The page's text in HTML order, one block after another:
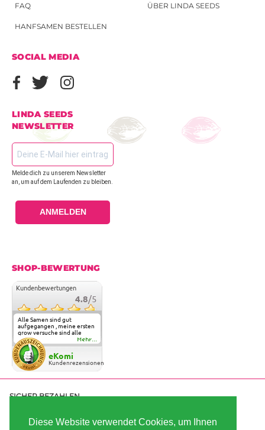
Diese Website verwendet Cookies, um Ihnen
FAQ
HANFSAMEN BESTELLEN
ÜBER LINDA SEEDS
SOCIAL MEDIA
LINDA SEEDS
NEWSLETTER
Melde dich zu unserem Newsletter
an, um auf dem Laufenden zu bleiben.
ANMELDEN
SHOP-BEWERTUNG
Kundenbewertungen
4.8/5
Alle Samen sind gut
aufgegangen , meine ersten
grow versuche sind alle
geglückt. Die Sorten und
Anbieter Vielfalt
überzeugen sehr . Werde
wohl immer hier bestellen !
Mehr...
eKomi
Kundenrezensionen
SICHER BEZAHLEN